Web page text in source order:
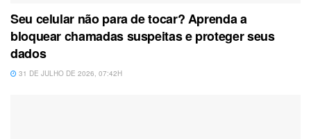
Seu celular não para de tocar? Aprenda a
bloquear chamadas suspeitas e proteger seus
dados
31 DE JULHO DE 2026, 07:42H